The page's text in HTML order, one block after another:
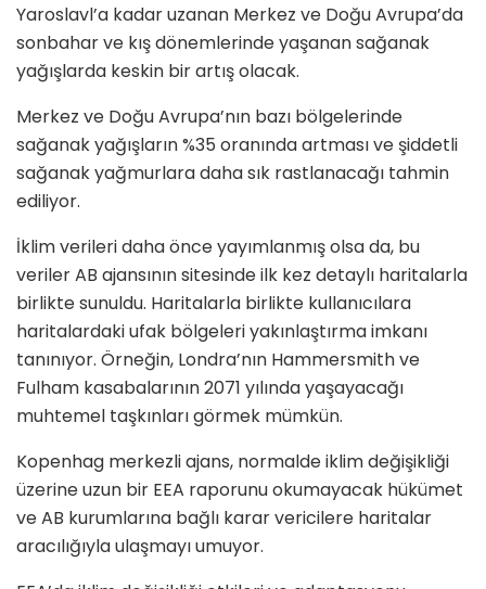
Yaroslavl’a kadar uzanan Merkez ve Doğu Avrupa’da
sonbahar ve kış dönemlerinde yaşanan sağanak
yağışlarda keskin bir artış olacak.
Merkez ve Doğu Avrupa’nın bazı bölgelerinde
sağanak yağışların %35 oranında artması ve şiddetli
sağanak yağmurlara daha sık rastlanacağı tahmin
ediliyor.
İklim verileri daha önce yayımlanmış olsa da, bu
veriler AB ajansının sitesinde ilk kez detaylı haritalarla
birlikte sunuldu. Haritalarla birlikte kullanıcılara
haritalardaki ufak bölgeleri yakınlaştırma imkanı
tanınıyor. Örneğin, Londra’nın Hammersmith ve
Fulham kasabalarının 2071 yılında yaşayacağı
muhtemel taşkınları görmek mümkün.
Kopenhag merkezli ajans, normalde iklim değişikliği
üzerine uzun bir EEA raporunu okumayacak hükümet
ve AB kurumlarına bağlı karar vericilere haritalar
aracılığıyla ulaşmayı umuyor.